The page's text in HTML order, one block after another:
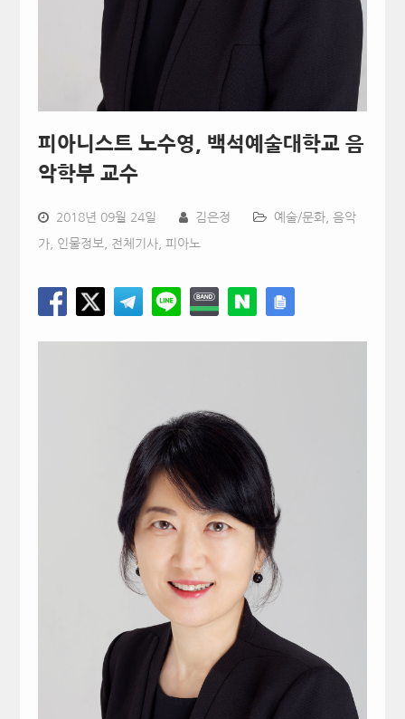
피아니스트 노수영, 백석예술대학교 음
악학부 교수
2018년 09월 24일 김은정 예술/문화, 음악
가, 인물정보, 전체기사, 피아노